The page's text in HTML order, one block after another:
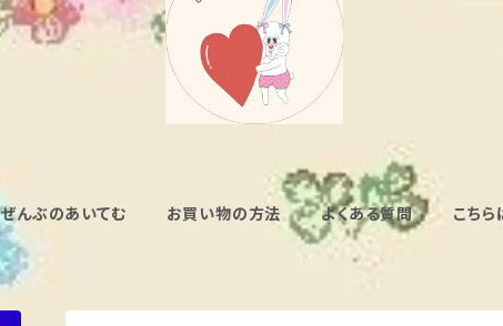
ぜんぶのあいてむ お買い物の方法 よくある質問 こちら